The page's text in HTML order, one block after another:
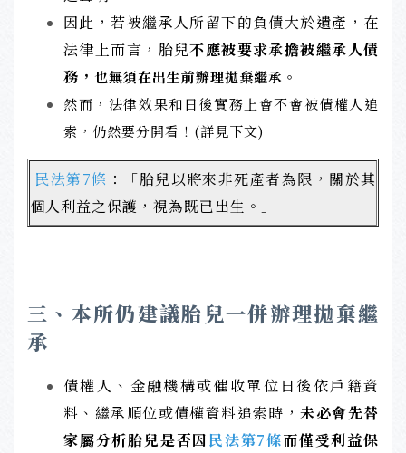
因此，若被繼承人所留下的負債大於遺產，在
法律上而言，胎兒不應被要求承擔被繼承人債
務， 也無須在出生前辦理拋棄繼承。
然而，法律效果和日後實務上會不會被債權人追
索，仍然要分開看！(詳見下文)
民法第7條 ：「胎兒以將來非死產者為限，關於其
個人利益之保護，視為既已出生。」
三、本所仍建議胎兒一併辦理拋棄繼
承
債權人、金融機構或催收單位日後依戶籍資
料、繼承順位或債權資料追索時，未必會先替
家屬分析胎兒是否因 民法第7條而僅受利益保